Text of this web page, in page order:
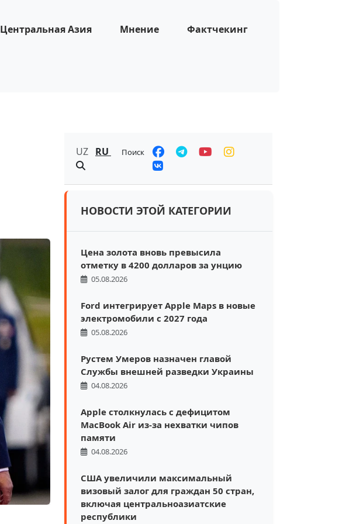
Центральная Азия Мнение Фактчекинг
UZ RU Поиск
НОВОСТИ ЭТОЙ КАТЕГОРИИ
Цена золота вновь превысила
отметку в 4200 долларов за унцию
05.08.2026
Ford интегрирует Apple Maps в новые
электромобили с 2027 года
05.08.2026
Рустем Умеров назначен главой
Службы внешней разведки Украины
04.08.2026
Apple столкнулась с дефицитом
MacBook Air из-за нехватки чипов
памяти
04.08.2026
США увеличили максимальный
визовый залог для граждан 50 стран,
включая центральноазиатские
республики